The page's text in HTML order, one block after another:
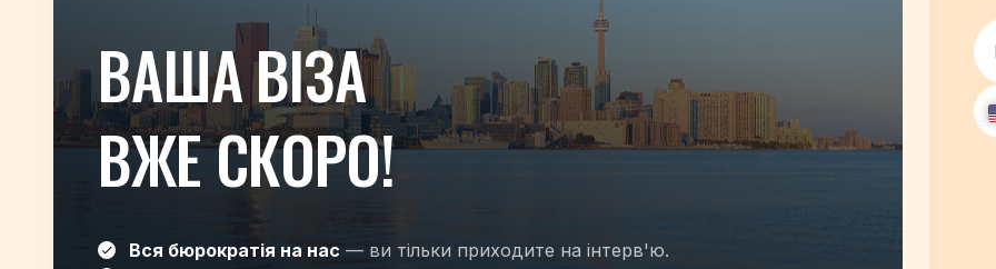
ВАША ВІЗА
ВЖЕ СКОРО!
Вся бюрократія на нас — ви тільки приходите на інтерв'ю.